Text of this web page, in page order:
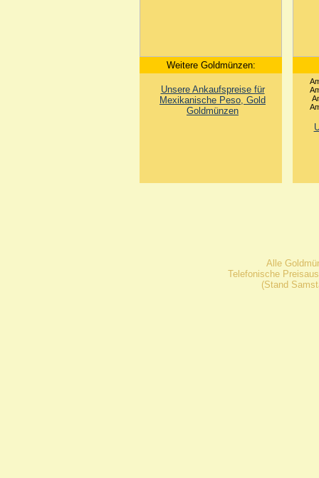
Weitere Goldmünzen:
Unsere Ankaufspreise für
Mexikanische Peso, Gold
Goldmünzen
Alle
Telefonische
(Stand